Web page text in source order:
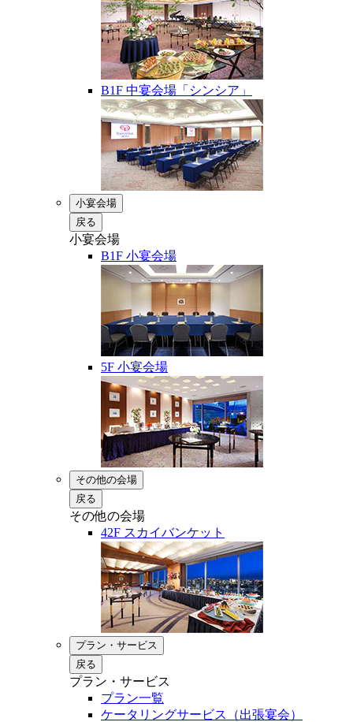
B1F 中宴会場「シンシア」
小宴会場
戻る
小宴会場
B1F 小宴会場
5F 小宴会場
その他の会場
戻る
その他の会場
42F スカイバンケット
プラン・サービス
戻る
プラン・サービス
プラン一覧
ケータリングサービス（出張宴会）